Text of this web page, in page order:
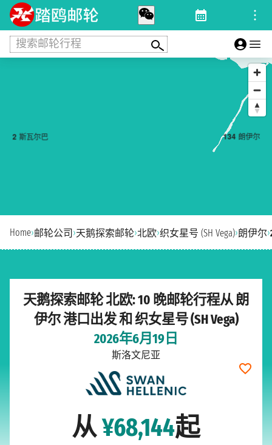
搜索邮轮行程
134 朗伊尔
2 斯瓦尔巴
Home›邮轮公司 ›天鹅探索邮轮›北欧›织女星号 (SH Vega)›朗伊尔›
天鹅探索邮轮 北欧: 10 晚邮轮行程从 朗
伊尔 港口出发 和 织女星号 (SH Vega)
2026年6月19日
斯洛文尼亚
从¥68,144起